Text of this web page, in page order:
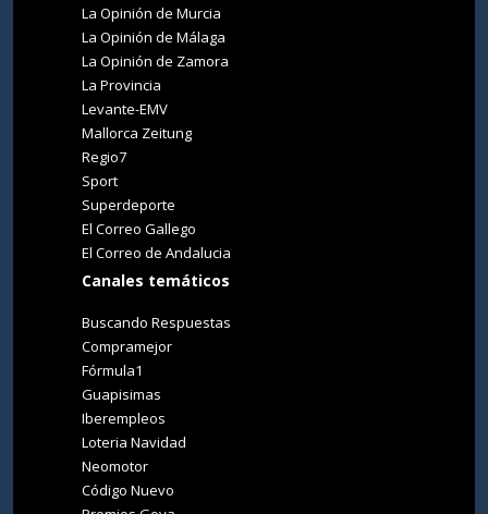
La Opinión de Murcia
La Opinión de Málaga
La Opinión de Zamora
La Provincia
Levante-EMV
Mallorca Zeitung
Regio7
Sport
Superdeporte
El Correo Gallego
El Correo de Andalucia
Canales temáticos
Buscando Respuestas
Compramejor
Fórmula1
Guapisimas
Iberempleos
Loteria Navidad
Neomotor
Código Nuevo